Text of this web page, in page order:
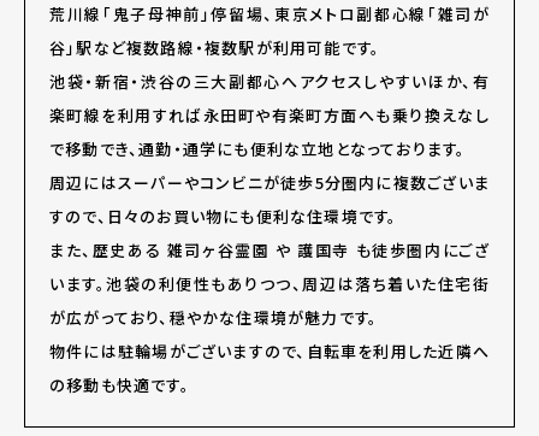
荒川線「鬼子母神前」停留場、東京メトロ副都心線「雑司が
谷」駅など複数路線・複数駅が利用可能です。
池袋・新宿・渋谷の三大副都心へアクセスしやすいほか、有
楽町線を利用すれば永田町や有楽町方面へも乗り換えなし
で移動でき、通勤・通学にも便利な立地となっております。
周辺にはスーパーやコンビニが徒歩5分圏内に複数ございま
すので、日々のお買い物にも便利な住環境です。
また、歴史ある 雑司ヶ谷霊園 や護国寺 も徒歩圏内にござ
います。池袋の利便性もありつつ、周辺は落ち着いた住宅街
が広がっており、穏やかな住環境が魅力です。
物件には駐輪場がございますので、自転車を利用した近隣へ
の移動も快適です。